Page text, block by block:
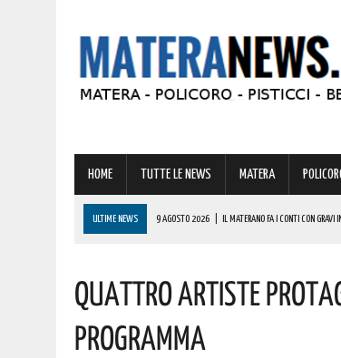
HOME TUTTE LE NEWS MATERA
ULTIME NEWS 9 AGOSTO 2026 IL MATERANO FA I CONTI CON
9 AGOSTO 2026 | MONDI LUCANI, PREMIATE MOLTE GRANDI PERSONALITÀ
COMPLIMENTI
Quattro Artiste
Programma